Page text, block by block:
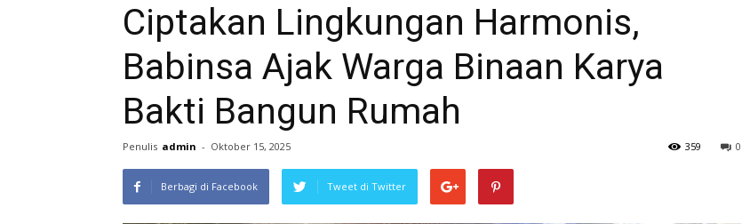
Ciptakan Lingkungan Harmonis,
Babinsa Ajak Warga Binaan Karya
Bakti Bangun Rumah
Penulis admin - Oktober 15, 2025 0
359
Berbagi di Facebook Tweet di Twitter